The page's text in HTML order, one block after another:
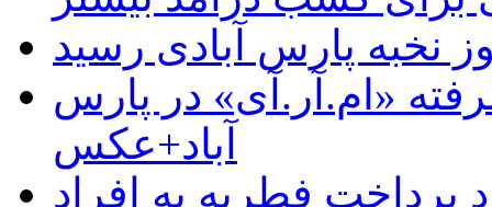
نخبه پارس آبادی رسید
«ام.آر.آی» در پارس
آباد+عکس
پرداخت فطریه به افراد